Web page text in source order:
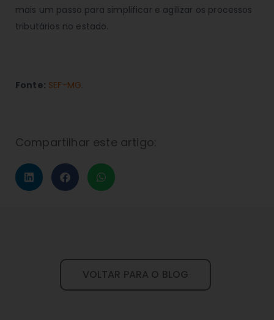
mais um passo para simplificar e agilizar os processos
tributários no estado.
Fonte: SEF-MG.
Compartilhar este artigo:
VOLTAR PARA O BLOG